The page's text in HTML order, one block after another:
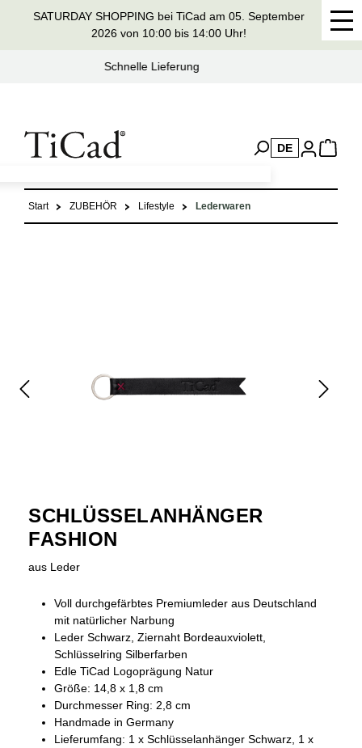
springen
SATURDAY SHOPPING bei TiCad am 05. September
2026 von 10:00 bis 14:00 Uhr!
Seit 37 Jahren Handmade in Germany
DE
Start ZUBEHÖR Lifestyle Lederwaren
SCHLÜSSELANHÄNGER
FASHION
aus Leder
Voll durchgefärbtes Premiumleder aus Deutschland
mit natürlicher Narbung
Leder Schwarz, Ziernaht Bordeauxviolett,
Schlüsselring Silberfarben
Edle TiCad Logoprägung Natur
Größe: 14,8 x 1,8 cm
Durchmesser Ring: 2,8 cm
Handmade in Germany
Lieferumfang: 1 x Schlüsselanhänger Schwarz, 1 x